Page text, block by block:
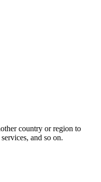
country or region to
and so on.